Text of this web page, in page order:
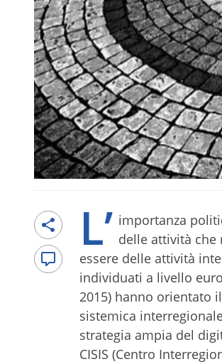
L’ importanza
delle attività che
essere delle attività
individuati a livello
2015) hanno orientato
sistemica
strategia ampia del
CISIS (Centro